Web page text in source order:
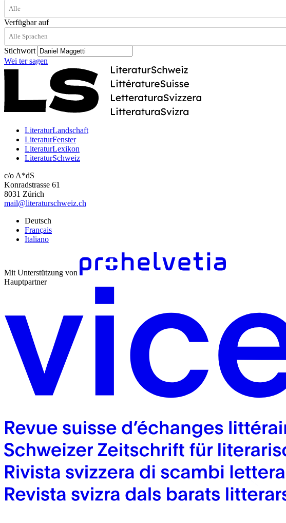
Verfügbar auf
Stichwort
Wei ter sagen
LiteraturLandschaft
LiteraturFenster
LiteraturLexikon
LiteraturSchweiz
c/o A*dS
Konradstrasse 61
8031 Zürich
mail@literaturschweiz.ch
Deutsch
Français
Italiano
Mit Unterstützung von
Hauptpartner